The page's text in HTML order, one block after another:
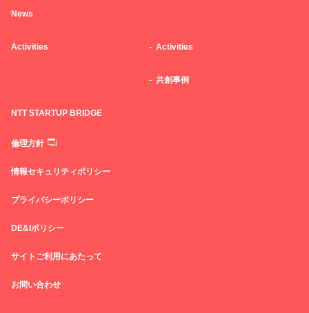
News
Activities Activities
共創事例
NTT STARTUP BRIDGE
倫理方針
情報セキュリティポリシー
プライバシーポリシー
DE&Iポリシー
サイトご利用にあたって
お問い合わせ